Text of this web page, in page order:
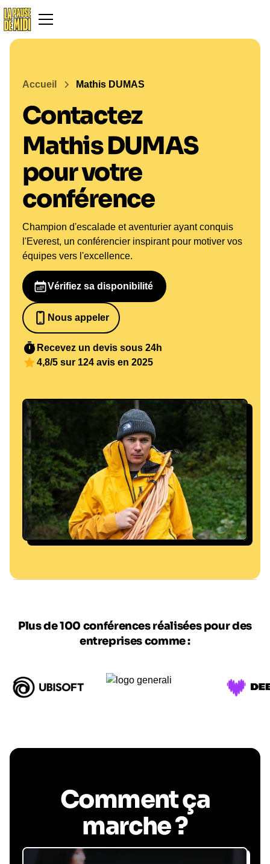
Accueil Mathis DUMAS
Contactez
Mathis DUMAS
pour votre
conférence
Champion d'escalade et aventurier ayant conquis
l'Everest, un conférencier inspirant pour motiver vos
équipes vers l'excellence.
Vérifiez sa disponibilité
Nous appeler
0652698481
Recevez un devis sous 24h
4,8/5 sur 124 avis en 2025
LP/Thomas PUEYO
Plus de 100 conférences réalisées pour des
entreprises comme :
Comment ça
marche ?